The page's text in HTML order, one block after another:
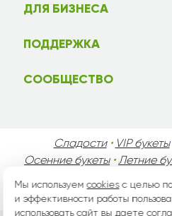
ДЛЯ БИЗНЕСА
ПОДДЕРЖКА
СООБЩЕСТВО
Сладости• VIP букеты
Осенние букеты•Летние
День Мужчин•
Мы используемcookiesс целью
и эффективности работы
использовать сайт вы даете